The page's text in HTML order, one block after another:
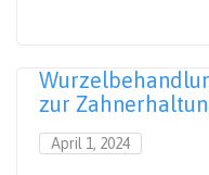
zur
April 1, 2024